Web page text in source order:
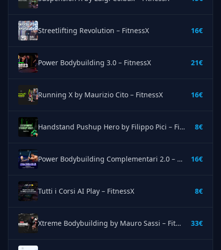
Streetlifting Revolution – FitnessX 16€
Power Bodybuilding 3.0 – FitnessX 21€
Running X by Maurizio Cito – FitnessX 16€
Handstand Pushup Hero by Filippo Pici – FitnessX 8€
Power Bodybuilding Complementari 2.0 – FitnessX 16€
Tutti i Corsi AI Play – FitnessX 8€
Xtreme Bodybuilding by Mauro Sassi – FitnessX 33€